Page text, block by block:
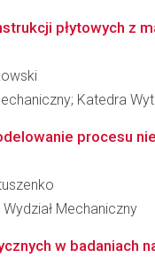
płytowych z
Katedra
procesu
Wydział Mechaniczny
w badaniach